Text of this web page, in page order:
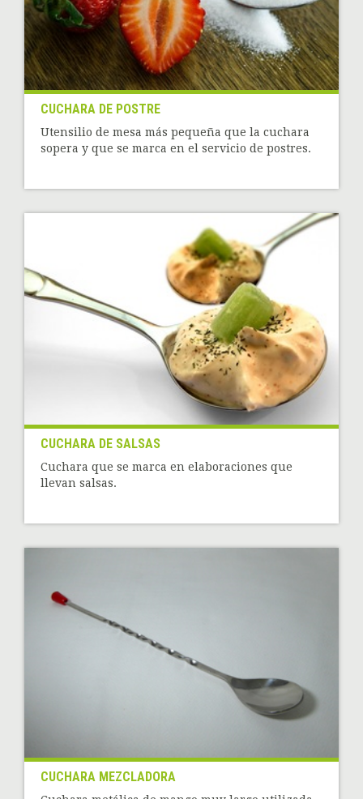
CUCHARA DE POSTRE
Utensilio de mesa más pequeña que la cuchara
sopera y que se marca en el servicio de postres.
CUCHARA DE SALSAS
Cuchara que se marca en elaboraciones que
llevan salsas.
CUCHARA MEZCLADORA